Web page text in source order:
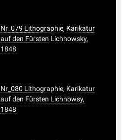
Nr_079 Lithographie, Karikatur
auf den Fürsten Lichnowsky,
1848
Nr_080 Lithographie, Karikatur
auf den Fürsten Lichnowsy,
1848